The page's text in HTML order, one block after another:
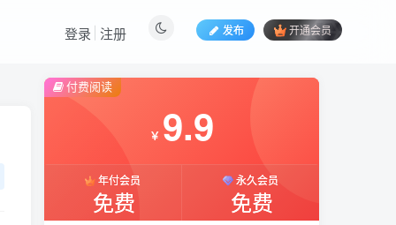
发布 开通会员
登录 注册
付费阅读
￥ 9.9
年付会员
免费
永久会员
免费